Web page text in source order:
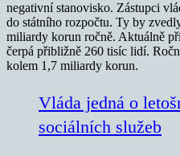
negativní stanovisko. Zástupci
do státního rozpočtu. Ty by
miliardy korun ročně. Aktuálně
čerpá přibližně 260 tisíc lidí.
kolem 1,7 miliardy korun.
Vláda jedná o
sociálních služeb